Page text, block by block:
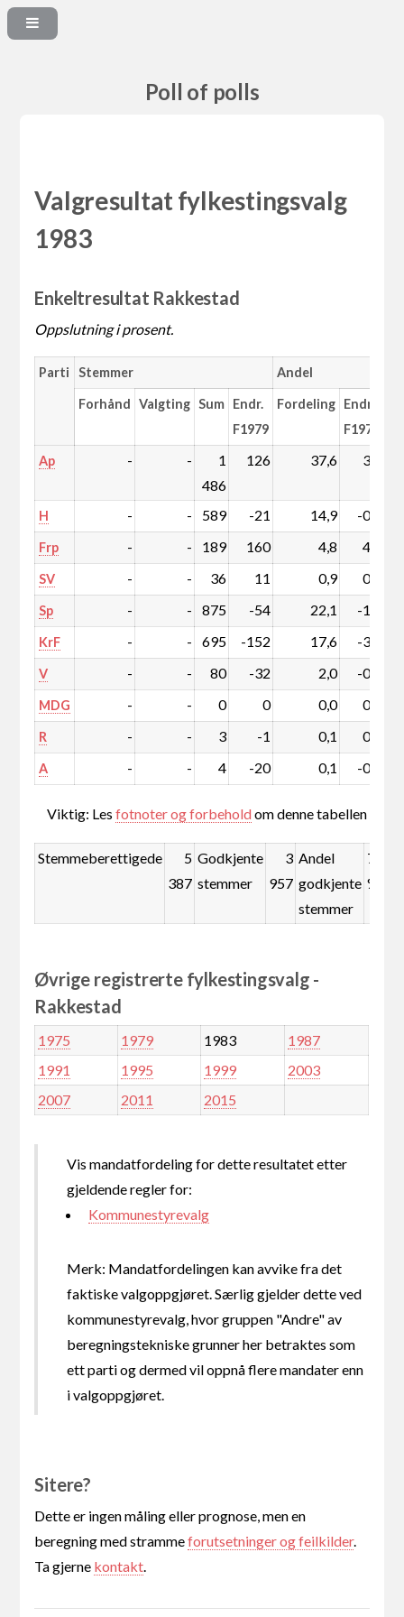
Poll of polls
Valgresultat fylkestingsvalg
1983
Enkeltresultat Rakkestad
Oppslutning i prosent.
Parti Stemmer Andel
Forhånd Valgting Sum Endr.
F1979
Fordeling Endr.
F1979
Ap - -
1
486
126 37,6 3,0
H - - 589 -21 14,9 -0,6
Frp - - 189 160 4,8 4,0
SV - - 36 11 0,9 0,3
Sp - - 875 -54 22,1 -1,5
KrF - - 695 -152 17,6 -3,9
V - - 80 -32 2,0 -0,8
MDG - - 0 0 0,0 0,0
R - - 3 -1 0,1 0,0
A - - 4 -20 0,1 -0,5
Viktig: Lesfotnoter og forbeholdom denne tabellen
Stemmeberettigede
5
387
Godkjente
stemmer
3
957
Andel
godkjente
stemmer
73,5
%
Øvrige registrerte fylkestingsvalg -
Rakkestad
1975 1979 1983
1987
1991
1995 1999
2003
2007
2011 2015
Vis mandatfordeling for dette resultatet etter
gjeldende regler for:
Kommunestyrevalg
Merk: Mandatfordelingen kan avvike fra det
faktiske valgoppgjøret. Særlig gjelder dette ved
kommunestyrevalg, hvor gruppen "Andre" av
beregningstekniske grunner her betraktes som
ett parti og dermed vil oppnå flere mandater enn
i valgoppgjøret.
Sitere?
Dette er ingen måling eller prognose, men en
beregning med strammeforutsetninger og feilkilder.
Ta gjerne kontakt.